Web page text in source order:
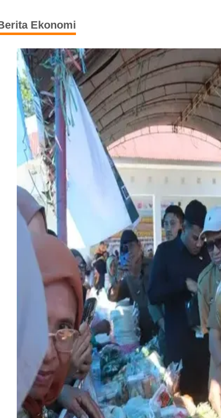
Ekonomi